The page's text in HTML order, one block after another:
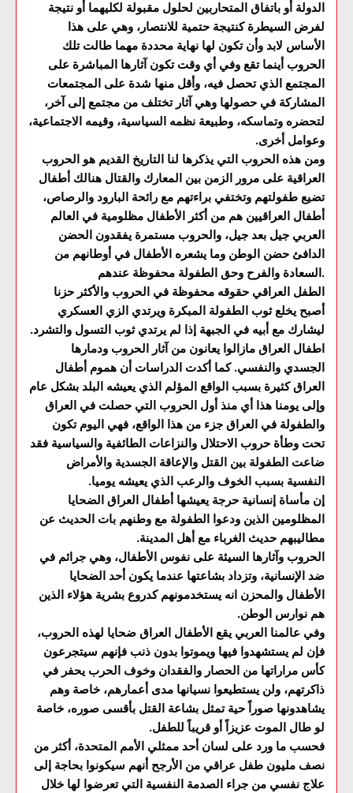
الدولة أو باتفاق المتحاربين لحلول مقبولة لكليهما أو نتيجة
لفرض السيطرة كنتيجة حتمية للانتصار، وهي على هذا
الأساس لابد وأن تكون لها نهاية محددة مهما طالت تلك
الحروب أينما تقع وفي أي وقت تكون آثارها المباشرة على
المجتمع الذي تحصل فيه، وأقل منها شدة على المجتمعات
المشاركة في حصولها وهي آثار تختلف من مجتمع إلى آخر،
لتحضره وتماسكه، وطبيعة نظمه السياسية، وقيمه الاجتماعية،
وعوامل أخرى.
ومن هذه الحروب التي يذكرها لنا التاريخ القديم هو الحروب
العراقية على مرور الزمن بين المعارك والقتال هنالك أطفال
تضيع طفولتهم وتختفي براءتهم مع رائحة البارود والرصاص،
أطفال العراقيين هم من أكثر الأطفال مظلومية في العالم
العربي جيل بعد جيل، والحروب مستمرة يفقدون الحضن
الدافئ حضن الوطن وما يشعره الأطفال في أوطانهم من
السعادة والفرح وحق الطفولة محفوظة عندهم.
الطفل العراقي حقوقه محفوظة في الحروب والأكثر حزنا
أصبح يخلع ثوب الطفولة المبكرة ويرتدي الزي العسكري
ليشارك مع أبيه في الجبهة إذا لم يرتدي ثوب التسول والتشرد.
اطفال العراق مازالوا يعانون من آثار الحروب ودمارها
الجسدي والنفسي. كما أكدت الدراسات أن هموم أطفال
العراق كثيرة بسبب الواقع المؤلم الذي يعيشه البلد بشكل عام
وإلى يومنا هذا أي منذ أول الحروب التي حصلت في العراق
والطفولة في العراق جزء من هذا الواقع، فهي اليوم تكون
تحت وطأة حروب الاحتلال والنزاعات الطائفية والسياسية فقد
ضاعت الطفولة بين القتل والإعاقة الجسدية والأمراض
النفسية بسبب الخوف والرعب الذي يعيشه يوميا.
إن مأساة إنسانية حرجة يعيشها أطفال العراق الضحايا
المظلومين الذين ودعوا الطفولة مع وطنهم بات الحديث عن
مطاليبهم حديث الغرباء مع أهل المدينة.
الحروب وآثارها السيئة على نفوس الأطفال، وهي جرائم في
ضد الإنسانية، وتزداد بشاعتها عندما يكون أحد الضحايا
الأطفال والمحزن انه يستخدمونهم كدروع بشرية هؤلاء الذين
هم نوارس الوطن.
وفي عالمنا العربي يقع الأطفال العراق ضحايا لهذه الحروب،
فإن لم يستشهدوا فيها ويموتوا بدون ذنب فإنهم سيتجرعون
كأس مراراتها من الحصار والفقدان وخوف الحرب يحفر في
ذاكرتهم، ولن يستطيعوا نسيانها مدى أعمارهم، خاصة وهم
يشاهدونها صوراً حية تمثل بشاعة القتل بأقسى صوره، خاصة
لو طال الموت عزيزاً أو قريباً للطفل.
فحسب ما ورد على لسان أحد ممثلي الأمم المتحدة، أكثر من
نصف مليون طفل عراقي من الأرجح أنهم سيكونوا بحاجة إلى
علاج نفسي من جراء الصدمة النفسية التي تعرضوا لها خلال